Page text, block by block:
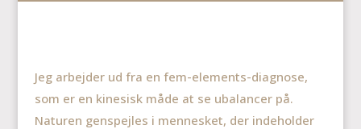
Jeg arbejder ud fra en fem-elements-diagnose,
som er en kinesisk måde at se ubalancer på.
Naturen genspejles i mennesket, der indeholder